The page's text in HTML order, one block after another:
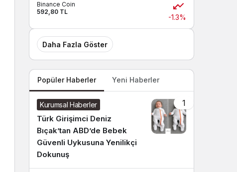
Binance Coin
592,80 TL
-1.3%
Daha Fazla Göster
Popüler Haberler Yeni Haberler
1
Kurumsal Haberler
Türk Girişimci Deniz
Bıçak’tan ABD’de Bebek
Güvenli Uykusuna Yenilikçi
Dokunuş